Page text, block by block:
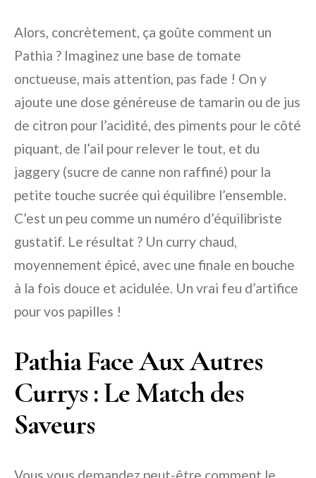
Alors, concrètement, ça goûte comment un
Pathia ? Imaginez une base de tomate
onctueuse, mais attention, pas fade ! On y
ajoute une dose généreuse de tamarin ou de jus
de citron pour l’acidité, des piments pour le côté
piquant, de l’ail pour relever le tout, et du
jaggery (sucre de canne non raffiné) pour la
petite touche sucrée qui équilibre l’ensemble.
C’est un peu comme un numéro d’équilibriste
gustatif. Le résultat ? Un curry chaud,
moyennement épicé, avec une finale en bouche
à la fois douce et acidulée. Un vrai feu d’artifice
pour vos papilles !
Pathia Face Aux Autres
Currys : Le Match des
Saveurs